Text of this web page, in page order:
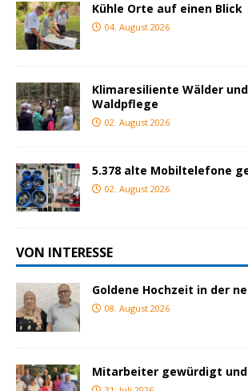
Kühle Orte auf einen Blick
04. August 2026
Klimaresiliente Wälder
Waldpflege
02. August 2026
5.378 alte Mobiltelefone
02. August 2026
VON INTERESSE
Goldene Hochzeit in der
08. August 2026
Mitarbeiter gewürdigt